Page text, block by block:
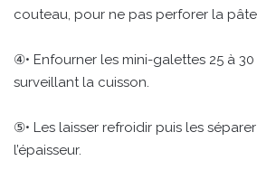
couteau, pour ne pas perforer la
④• Enfourner les mini-galettes 25 à 30
surveillant la cuisson.
⑤• Les laisser refroidir puis les
l’épaisseur.